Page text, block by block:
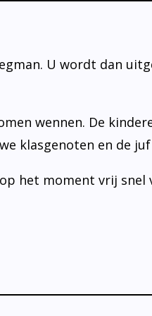
U wordt dan
wennen. De
klasgenoten en de
het moment vrij snel